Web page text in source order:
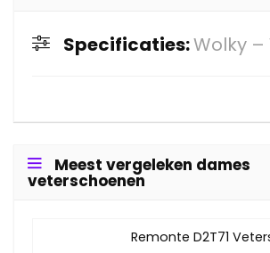
Specificaties:Wolky –
Meest vergeleken dames
veterschoenen
Remonte D2T71